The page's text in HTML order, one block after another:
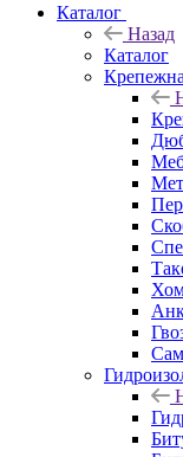
Каталог
Назад
Каталог